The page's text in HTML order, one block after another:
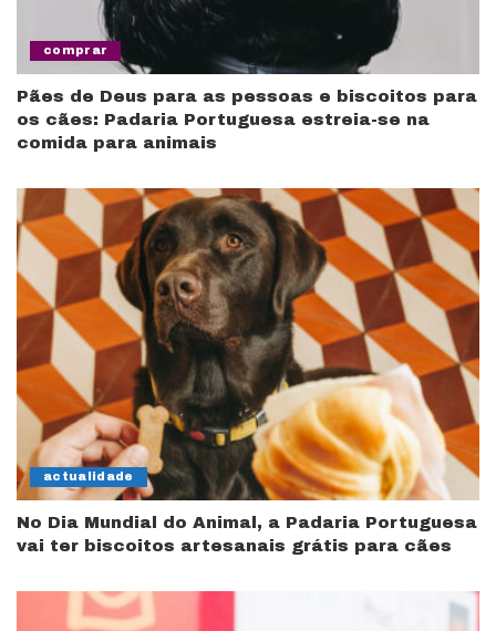
comprar
Pães de Deus para as pessoas e biscoitos para
os cães: Padaria Portuguesa estreia-se na
comida para animais
actualidade
No Dia Mundial do Animal, a Padaria Portuguesa
vai ter biscoitos artesanais grátis para cães